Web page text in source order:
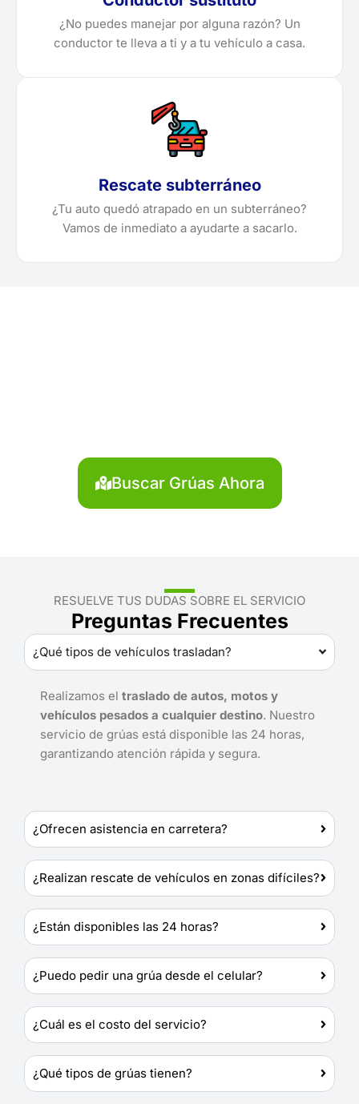
¿No puedes manejar por alguna razón? Un
conductor te lleva a ti y a tu vehículo a casa.
Rescate subterráneo
¿Tu auto quedó atrapado en un subterráneo?
Vamos de inmediato a ayudarte a sacarlo.
Buscar Grúas Ahora
RESUELVE TUS DUDAS SOBRE EL SERVICIO
Preguntas Frecuentes
¿Qué tipos de vehículos trasladan?
Realizamos el traslado de autos, motos y
vehículos pesados a cualquier destino. Nuestro
servicio de grúas está disponible las 24 horas,
garantizando atención rápida y segura.
¿Ofrecen asistencia en carretera?
¿Realizan rescate de vehículos en zonas difíciles?
¿Están disponibles las 24 horas?
¿Puedo pedir una grúa desde el celular?
¿Cuál es el costo del servicio?
¿Qué tipos de grúas tienen?